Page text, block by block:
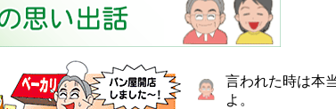
言われた時は本
よ。